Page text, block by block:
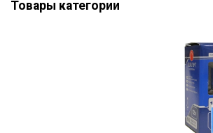
Товары категории